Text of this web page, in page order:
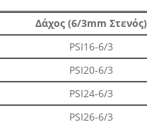
Δάχος (6/3mm Στενός)
PSI16-6/3
PSI20-6/3
PSI24-6/3
PSI26-6/3